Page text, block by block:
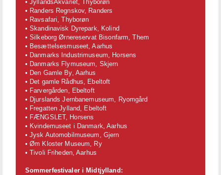
• JyllandsAkvariet, Thyborøn
• Randers Regnskov, Randers
• Ravsafari, Thyborøn
• Skandinavisk Dyrepark, Kolind
• Silkeborg Ørnereservat Bisonfarm, Them
• Besættelsesmuseet, Aarhus
• Danmarks Industrimuseum, Horsens
• Danmarks Flymuseum, Skjern
• Den Gamle By, Aarhus
• Det gamle Rådhus, Ebeltoft
• Farvergården, Ebeltoft
• Djurslands Jernbanemuseum, Ryomgård
• Fregatten Jylland, Ebeltoft
• FÆNGSLET, Horsens
• Kvindemuseet i Danmark, Aarhus
• Jysk Automobilmuseum, Gjern
• Øm Kloster Museum, Ry
• Tivoli Friheden, Aarhus
Sommerfestivaler i Midtjylland: